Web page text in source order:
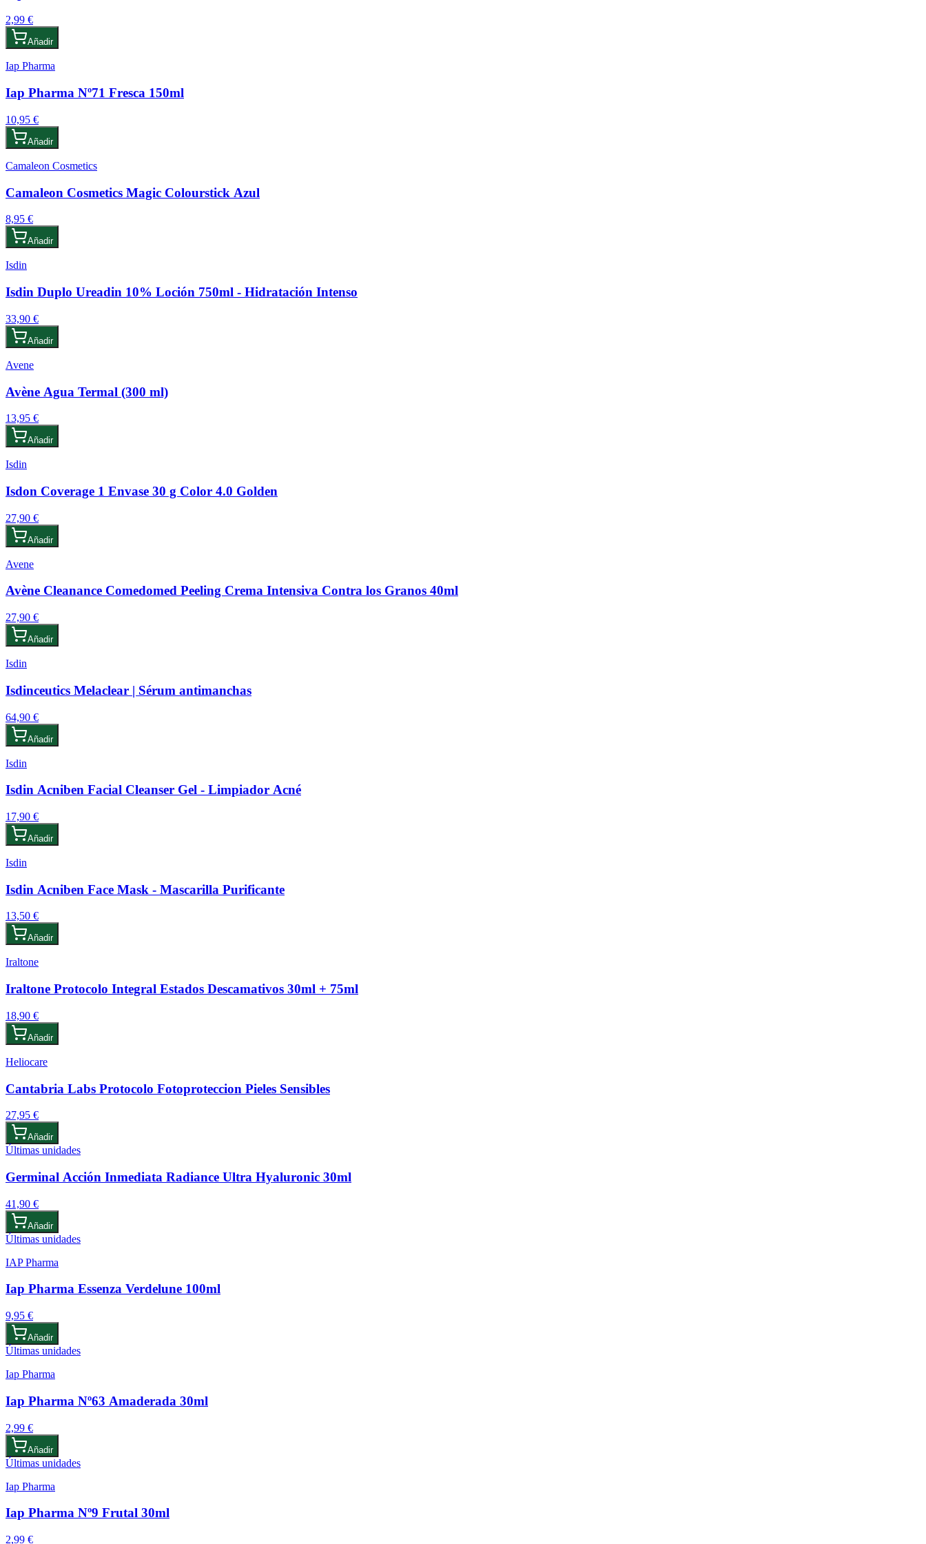
2,99 €
Añadir
Iap Pharma
Iap Pharma Nº71 Fresca 150ml
10,95 €
Añadir
Camaleon Cosmetics
Camaleon Cosmetics Magic Colourstick Azul
8,95 €
Añadir
Isdin
Isdin Duplo Ureadin 10% Loción 750ml - Hidratación Intenso
33,90 €
Añadir
Avene
Avène Agua Termal (300 ml)
13,95 €
Añadir
Isdin
Isdon Coverage 1 Envase 30 g Color 4.0 Golden
27,90 €
Añadir
Avene
Avène Cleanance Comedomed Peeling Crema Intensiva Contra los Granos 40ml
27,90 €
Añadir
Isdin
Isdinceutics Melaclear | Sérum antimanchas
64,90 €
Añadir
Isdin
Isdin Acniben Facial Cleanser Gel - Limpiador Acné
17,90 €
Añadir
Isdin
Isdin Acniben Face Mask - Mascarilla Purificante
13,50 €
Añadir
Iraltone
Iraltone Protocolo Integral Estados Descamativos 30ml + 75ml
18,90 €
Añadir
Heliocare
Cantabria Labs Protocolo Fotoproteccion Pieles Sensibles
27,95 €
Añadir
Últimas unidades
Germinal Acción Inmediata Radiance Ultra Hyaluronic 30ml
41,90 €
Añadir
Últimas unidades
IAP Pharma
Iap Pharma Essenza Verdelune 100ml
9,95 €
Añadir
Últimas unidades
Iap Pharma
Iap Pharma Nº63 Amaderada 30ml
2,99 €
Añadir
Últimas unidades
Iap Pharma
Iap Pharma Nº9 Frutal 30ml
2,99 €